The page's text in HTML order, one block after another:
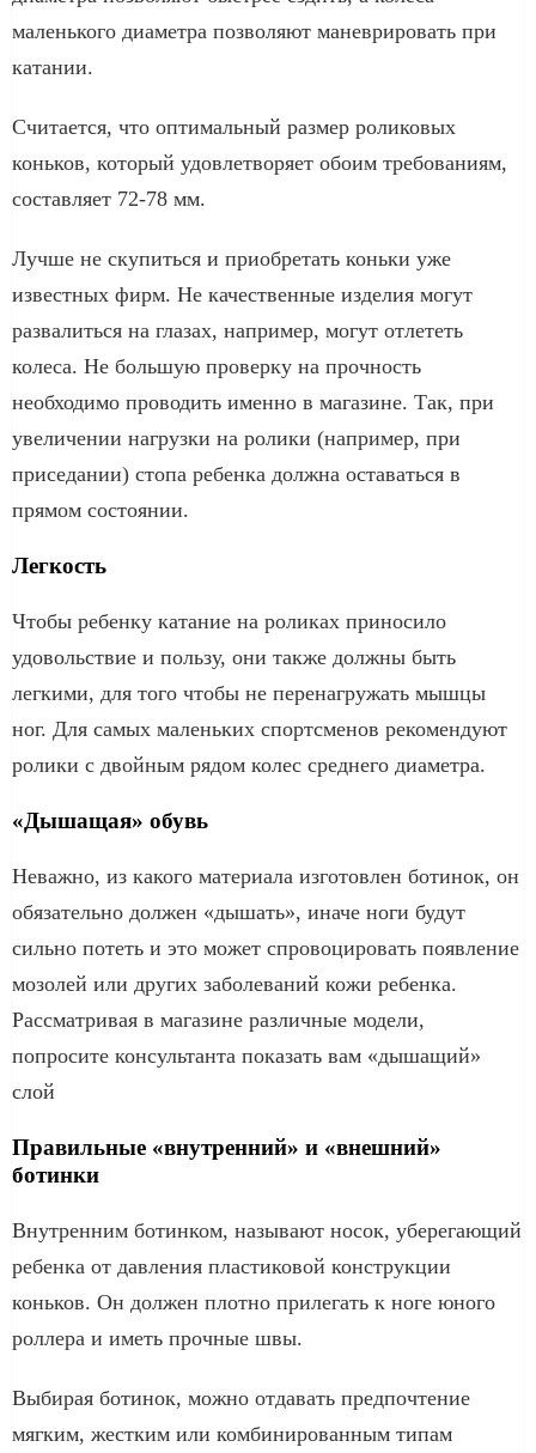
маленького диаметра позволяют маневрировать при
катании.
Считается, что оптимальный размер роликовых
коньков, который удовлетворяет обоим требованиям,
составляет 72-78 мм.
Лучше не скупиться и приобретать коньки уже
известных фирм. Не качественные изделия могут
развалиться на глазах, например, могут отлететь
колеса. Не большую проверку на прочность
необходимо проводить именно в магазине. Так, при
увеличении нагрузки на ролики (например, при
приседании) стопа ребенка должна оставаться в
прямом состоянии.
Легкость
Чтобы ребенку катание на роликах приносило
удовольствие и пользу, они также должны быть
легкими, для того чтобы не перенагружать мышцы
ног. Для самых маленьких спортсменов рекомендуют
ролики с двойным рядом колес среднего диаметра.
«Дышащая» обувь
Неважно, из какого материала изготовлен ботинок, он
обязательно должен «дышать», иначе ноги будут
сильно потеть и это может спровоцировать появление
мозолей или других заболеваний кожи ребенка.
Рассматривая в магазине различные модели,
попросите консультанта показать вам «дышащий»
слой
Правильные «внутренний» и «внешний»
ботинки
Внутренним ботинком, называют носок, уберегающий
ребенка от давления пластиковой конструкции
коньков. Он должен плотно прилегать к ноге юного
роллера и иметь прочные швы.
Выбирая ботинок, можно отдавать предпочтение
мягким, жестким или комбинированным типам